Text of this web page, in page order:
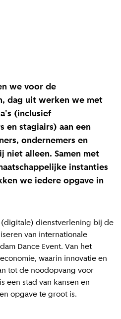
we voor de
dag uit werken we met
(inclusief
en stagiairs) aan een
ondernemers en
niet alleen. Samen met
instanties
we iedere opgave in
dienstverlening bij de
van internationale
Dance Event. Van het
waarin innovatie en
tot de noodopvang voor
een stad van kansen en
opgave te groot is.